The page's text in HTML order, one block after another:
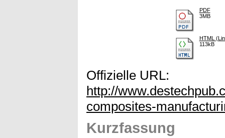
PDF
3MB
HTML
113kB
Offizielle URL:
http://
composites-
Kurzfassung